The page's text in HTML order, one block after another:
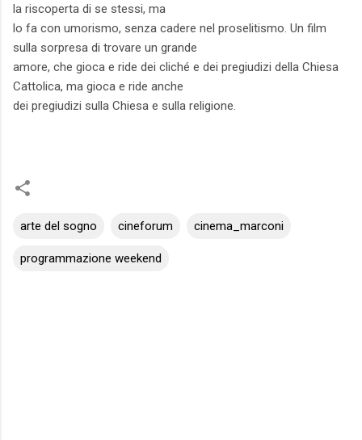
la riscoperta di se stessi, ma
lo fa con umorismo, senza cadere nel proselitismo. Un film
sulla sorpresa di trovare un grande
amore, che gioca e ride dei cliché e dei pregiudizi della Chiesa
Cattolica, ma gioca e ride anche
dei pregiudizi sulla Chiesa e sulla religione.
arte del sogno cineforum cinema_marconi
programmazione weekend